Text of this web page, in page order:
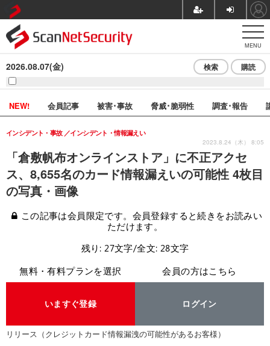
MENU
2026.08.07(金) 検索 購読
NEW! 会員記事 被害･事故 脅威･脆弱性 調査･報告
「倉敷帆布オンラインストア」に不正アクセ
ス、8,655名のカード情報漏えいの可能性 4枚目
の写真・画像
インシデント・事故 インシデント・情報漏えい
2023.8.24（木） 8:05
この記事は会員限定です。会員登録すると続きをお読みい
ただけます。
残り: 27文字/全文: 28文字
無料・有料プランを選択
いますぐ登録
会員の方はこちら
ログイン
リリース（クレジットカード情報漏洩の可能性があるお客様）